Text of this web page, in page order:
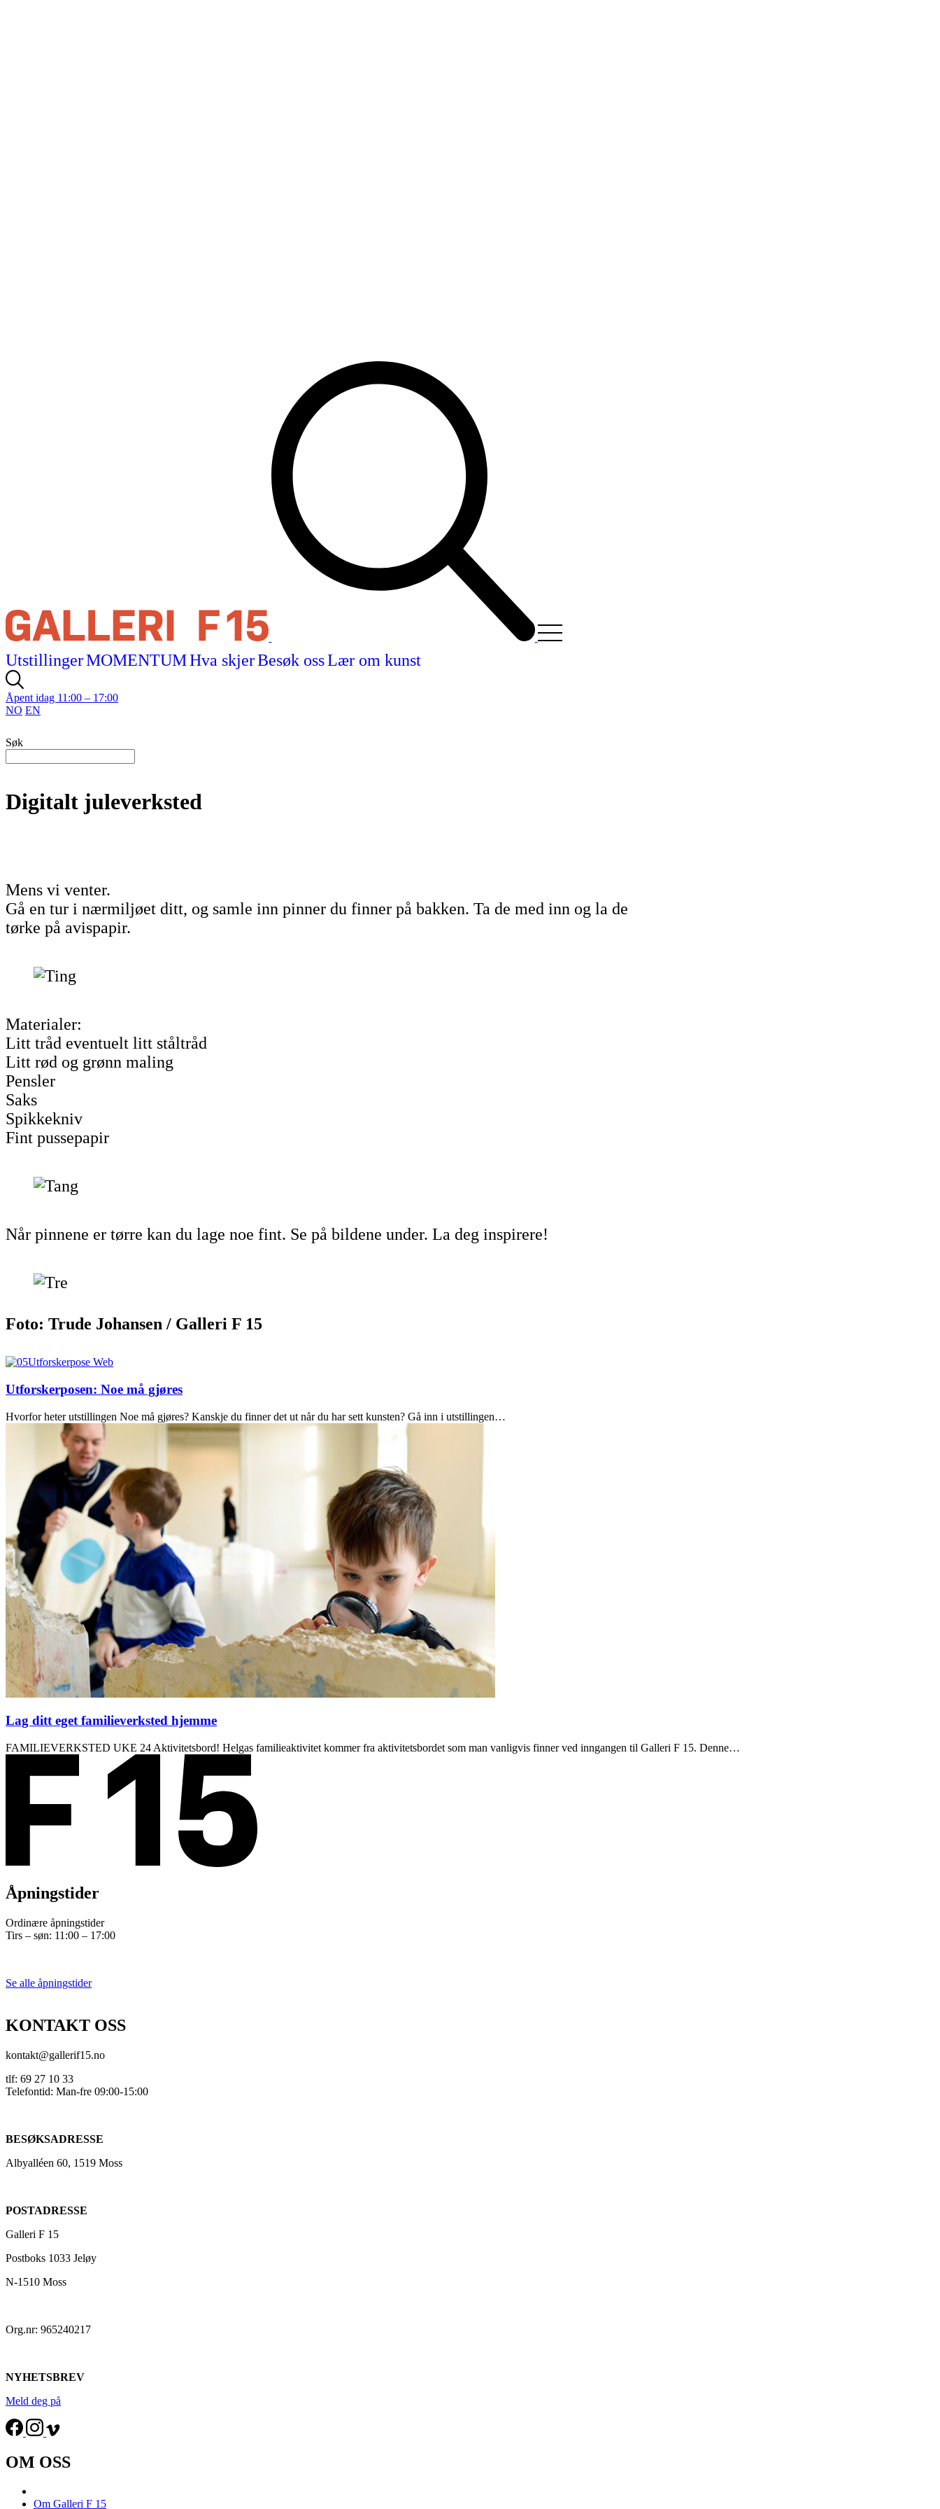
UtstillingerMOMENTUMHva skjerBesøk ossLær om kunst
Åpent idag 11:00 – 17:00
NO EN
Søk
Digitalt juleverksted
Mens vi venter.
Gå en tur i nærmiljøet ditt, og samle inn pinner du finner på bakken. Ta de med inn og la de
tørke på avispapir.
Materialer:
Litt tråd eventuelt litt ståltråd
Litt rød og grønn maling
Pensler
Saks
Spikkekniv
Fint pussepapir
Når pinnene er tørre kan du lage noe fint. Se på bildene under. La deg inspirere!
Foto: Trude Johansen / Galleri F 15
Utforskerposen: Noe må gjøres
Hvorfor heter utstillingen Noe må gjøres? Kanskje du finner det ut når du har sett kunsten? Gå inn i utstillingen…
Lag ditt eget familieverksted hjemme
FAMILIEVERKSTED UKE 24 Aktivitetsbord! Helgas familieaktivitet kommer fra aktivitetsbordet som man vanligvis finner ved inngangen til Galleri F 15. Denne…
Åpningstider
Ordinære åpningstider
Tirs – søn: 11:00 – 17:00
Se alle åpningstider
KONTAKT OSS
kontakt@gallerif15.no
tlf: 69 27 10 33
Telefontid: Man-fre 09:00-15:00
BESØKSADRESSE
Albyalléen 60, 1519 Moss
POSTADRESSE
Galleri F 15
Postboks 1033 Jeløy
N-1510 Moss
Org.nr: 965240217
NYHETSBREV
Meld deg på
OM OSS
Om Galleri F 15